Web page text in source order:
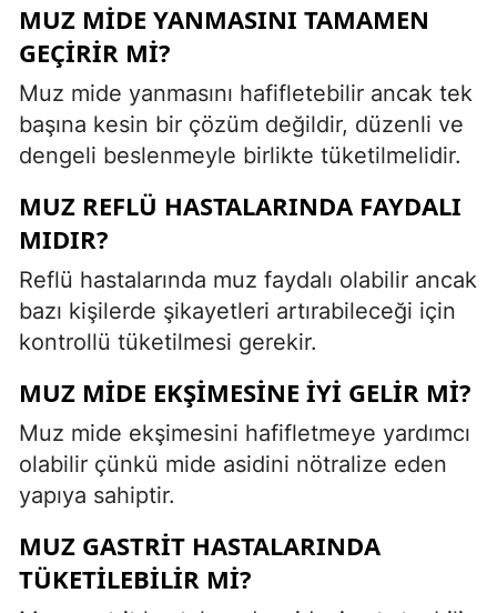
MUZ MIDE YANMASINI TAMAMEN
GEÇIRIR MI?
Muz mide yanmasını hafifletebilir ancak tek
başına kesin bir çözüm değildir, düzenli ve
dengeli beslenmeyle birlikte tüketilmelidir.
MUZ REFLÜ HASTALARINDA FAYDALI
MIDIR?
Reflü hastalarında muz faydalı olabilir ancak
bazı kişilerde şikayetleri artırabileceği için
kontrollü tüketilmesi gerekir.
MUZ MIDE EKŞIMESINE IYI GELIR MI?
Muz mide ekşimesini hafifletmeye yardımcı
olabilir çünkü mide asidini nötralize eden
yapıya sahiptir.
MUZ GASTRIT HASTALARINDA
TÜKETILEBILIR MI?